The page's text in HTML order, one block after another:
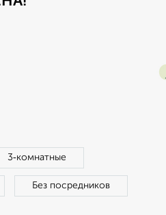
3‑комнатные
Без посредников